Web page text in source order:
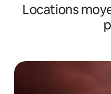
Locations